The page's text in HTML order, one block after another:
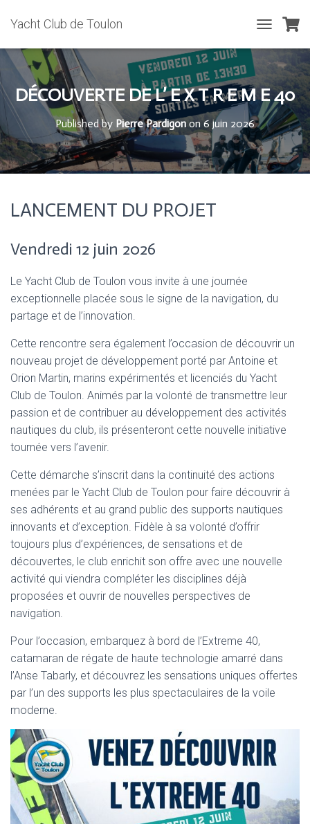
Yacht Club de Toulon
O
L
E
N
A
V
I
G
DÉCOUVERTE DE L’ E X T R E M E 40
Published by Pierre Pardigonon6 juin 2026
LANCEMENT DU PROJET
Vendredi 12 juin 2026
Le Yacht Club de Toulon vous invite à une journée
exceptionnelle placée sous le signe de la navigation, du
partage et de l’innovation.
Cette rencontre sera également l’occasion de découvrir un
nouveau projet de développement porté par Antoine et
Orion Martin, marins expérimentés et licenciés du Yacht
Club de Toulon. Animés par la volonté de transmettre leur
passion et de contribuer au développement des activités
nautiques du club, ils présenteront cette nouvelle initiative
tournée vers l’avenir.
Cette démarche s’inscrit dans la continuité des actions
menées par le Yacht Club de Toulon pour faire découvrir à
ses adhérents et au grand public des supports nautiques
innovants et d’exception. Fidèle à sa volonté d’offrir
toujours plus d’expériences, de sensations et de
découvertes, le club enrichit son offre avec une nouvelle
activité qui viendra compléter les disciplines déjà
proposées et ouvrir de nouvelles perspectives de
navigation.
Pour l’occasion, embarquez à bord de l’Extreme 40,
catamaran de régate de haute technologie amarré dans
l’Anse Tabarly, et découvrez les sensations uniques offertes
par l’un des supports les plus spectaculaires de la voile
moderne.